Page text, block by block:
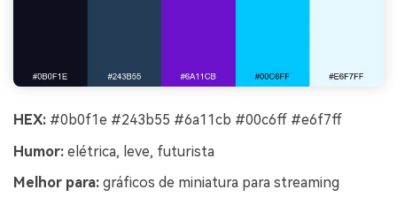
HEX: #0b0f1e #243b55 #6a11cb #00c6ff #e6f7ff
Humor: elétrica, leve, futurista
Melhor para: gráficos de miniatura para streaming